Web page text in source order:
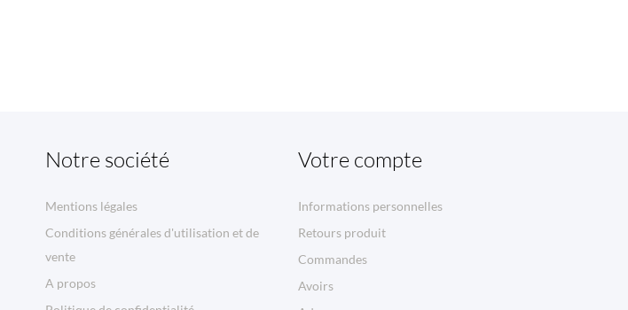
Notre société
Mentions légales
Conditions générales d'utilisation et de
vente
A propos
Votre compte
Informations personnelles
Retours produit
Commandes
Avoirs